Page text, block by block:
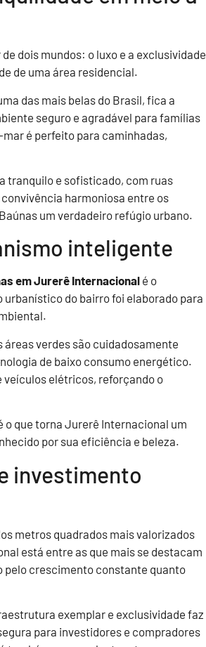
dois mundos: o luxo e a exclusividade
de uma área residencial.
das mais belas do Brasil, fica a
seguro e agradável para famílias
é perfeito para caminhadas,
tranquilo e sofisticado, com ruas
harmoniosa entre os
um verdadeiro refúgio urbano.
inteligente
em Jurerê Internacional é o
do bairro foi elaborado para
verdes são cuidadosamente
de baixo consumo energético.
veículos elétricos, reforçando o
o que torna Jurerê Internacional um
por sua eficiência e beleza.
investimento
metros quadrados mais valorizados
está entre as que mais se destacam
pelo crescimento constante quanto
exemplar e exclusividade faz
para investidores e compradores